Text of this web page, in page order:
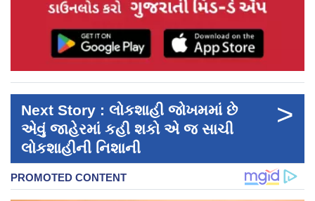
Next Story : લોકશાહી જોખમમાં છે
એવું જાહેરમાં કહી શકો એ જ સાચી
લોકશાહીની નિશાની
>